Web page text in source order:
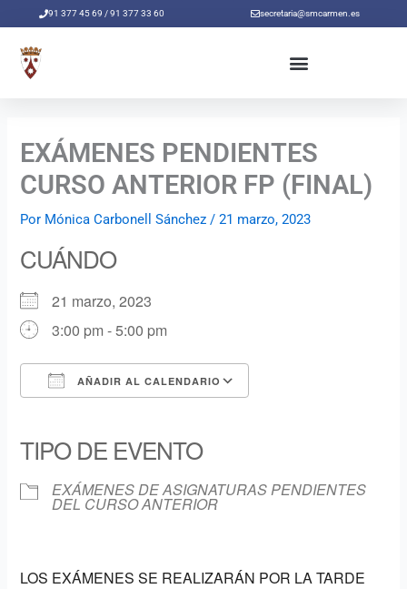
al
contenido
91 377 45 69 / 91 377 33 60 secretaria@smcarmen.es
EXÁMENES PENDIENTES
CURSO ANTERIOR FP (FINAL)
Por Mónica Carbonell Sánchez/21 marzo, 2023
CUÁNDO
21 marzo, 2023
3:00 pm - 5:00 pm
AÑADIR AL CALENDARIO
TIPO DE EVENTO
EXÁMENES DE ASIGNATURAS PENDIENTES
DEL CURSO ANTERIOR
LOS EXÁMENES SE REALIZARÁN POR LA TARDE